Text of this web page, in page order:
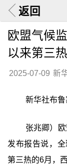
返回
欧盟气候
以来第三
2025-07-09 新
新华社布
张兆卿）
发布报告说，
第三热的6月，